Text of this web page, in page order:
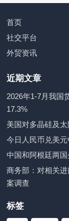
首页
社交平台
外贸资讯
近期文章
2026年1-7月我国
17.3%
美国对多晶硅及
今日人民币兑美
中国和阿根廷两
商务部：对相关
案调查
标签